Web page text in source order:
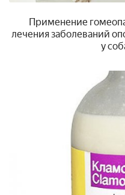
Применение
лечения заболеваний
у